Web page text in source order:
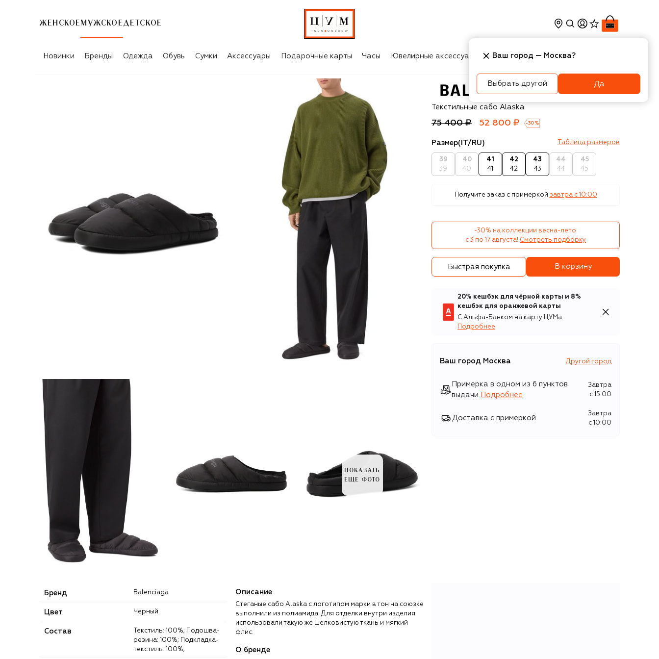
ЖЕНСКОЕ МУЖСКОЕ ДЕТСКОЕ
Новинки Бренды Одежда Обувь Сумки Аксессуары Подарочные карты Часы Ювелирные аксессуары Косметика Интерьер
ПОКАЗАТЬ
ЕЩЕ ФОТО
Balenciaga
Текстильные сабо Alaska
75 400 ₽ 52 800 ₽ -30 %
Размер(IT/RU) Таблица размеров
39
39
40
40
41
41
42
42
43
43
44
44
45
45
Получите заказ с примеркой завтра c 10:00
-30% на коллекции весна-лето
с 3 по 17 августа! Смотреть подборку
Быстрая покупка В корзину
20% кешбэк для чёрной карты и 8%
кешбэк для оранжевой карты
С Альфа-Банком на карту ЦУМа
Подробнее
Ваш город Москва Другой город
Примерка в одном из 6 пунктов
выдачи
Подробнее
Завтра
c 15:00
Доставка с примеркой
Завтра
c 10:00
Бренд Balenciaga
Цвет Черный
Состав
резина: 100%; Подкладка-
текстиль: 100%;
Описание
Стеганые сабо Alaska с логотипом марки в тон на союзке
выполнили из полиамида. Для отделки внутри изделия
использовали такую же шелковистую ткань и мягкий
флис.
О бренде
Ваш город — Москва?
Выбрать другой Да